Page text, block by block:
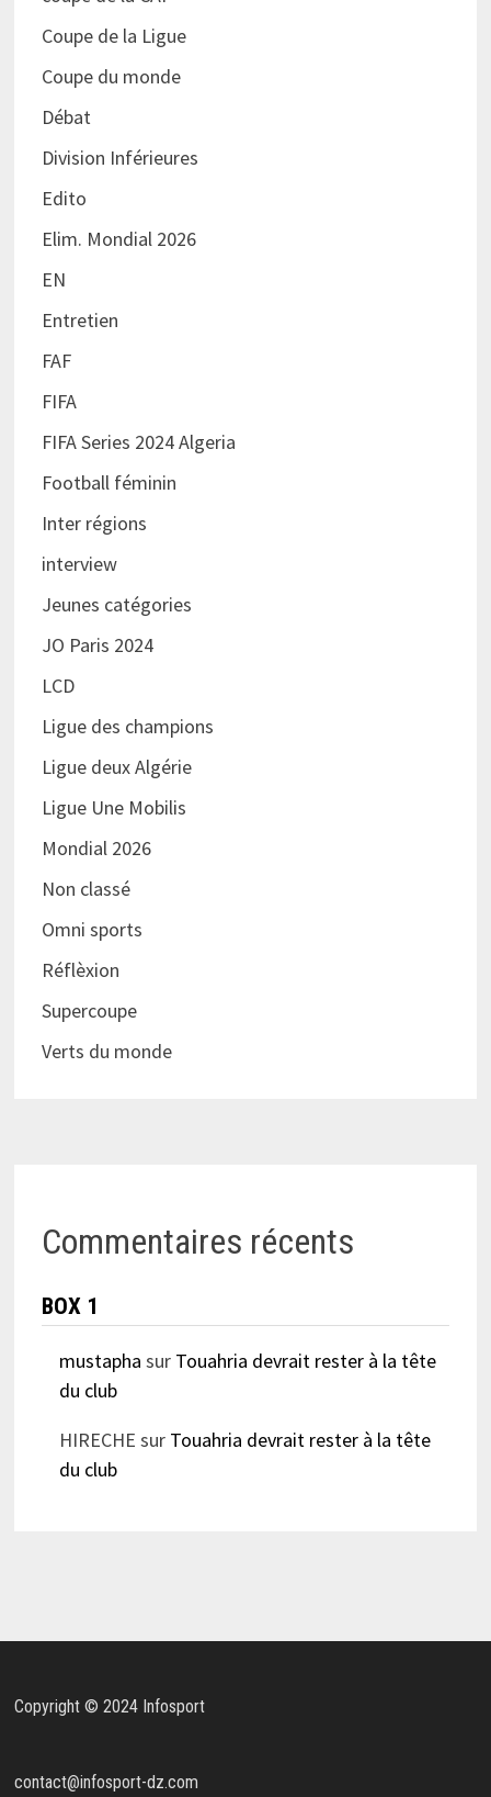
Coupe de la Ligue
Coupe du monde
Débat
Division Inférieures
Edito
Elim. Mondial 2026
EN
Entretien
FAF
FIFA
FIFA Series 2024 Algeria
Football féminin
Inter régions
interview
Jeunes catégories
JO Paris 2024
LCD
Ligue des champions
Ligue deux Algérie
Ligue Une Mobilis
Mondial 2026
Non classé
Omni sports
Réflèxion
Supercoupe
Verts du monde
Commentaires récents
BOX 1
mustapha sur Touahria devrait rester à la tête
du club
HIRECHE sur Touahria devrait rester à la tête
du club
Copyright © 2024 Infosport
contact@infosport-dz.com